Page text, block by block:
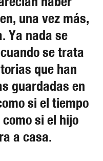
una vez más,
Ya nada se
se trata
que han
guardadas en
si el tiempo
si el hijo
a casa.